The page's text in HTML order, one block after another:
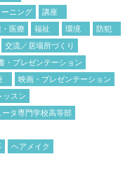
ニング
講座
・医療 福祉 環境
防犯
交流／居場所づくり
・プレゼンテーション
映画・プレゼンテーション
ッスン
ータ専門学校高等部
ヘアメイク